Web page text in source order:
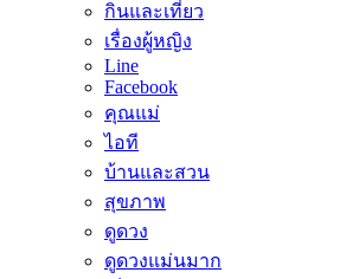
กินและเที่ยว
เรื่องผู้หญิง
Line
Facebook
คุณแม่
ไอที
บ้านและสวน
สุขภาพ
ดูดวง
ดูดวงแม่นมาก